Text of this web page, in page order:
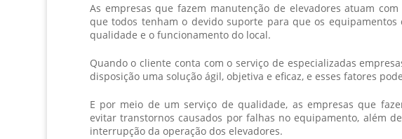
As empresas que fazem manutenção de elevadores atuam
que todos tenham o devido suporte para que os
qualidade e o funcionamento do local.
Quando o cliente conta com o serviço de especializadas
disposição uma solução ágil, objetiva e eficaz, e esses fatores
E por meio de um serviço de qualidade, as empresas que
evitar transtornos causados por falhas no equipamento, além
interrupção da operação dos elevadores.